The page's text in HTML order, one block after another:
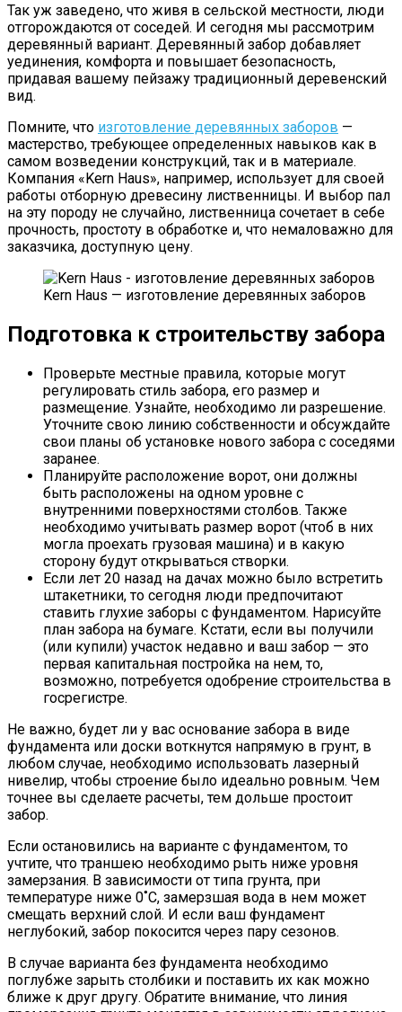
Так уж заведено, что живя в сельской местности, люди
отгорождаются от соседей. И сегодня мы рассмотрим
деревянный вариант. Деревянный забор добавляет
уединения, комфорта и повышает безопасность,
придавая вашему пейзажу традиционный деревенский
вид.
Помните, что изготовление деревянных заборов —
мастерство, требующее определенных навыков как в
самом возведении конструкций, так и в материале.
Компания «Kern Haus», например, использует для своей
работы отборную древесину лиственницы. И выбор пал
на эту породу не случайно, лиственница сочетает в себе
прочность, простоту в обработке и, что немаловажно для
заказчика, доступную цену.
Kern Haus — изготовление деревянных заборов
Подготовка к строительству забора
Проверьте местные правила, которые могут
регулировать стиль забора, его размер и
размещение. Узнайте, необходимо ли разрешение.
Уточните свою линию собственности и обсуждайте
свои планы об установке нового забора с соседями
заранее.
Планируйте расположение ворот, они должны
быть расположены на одном уровне с
внутренними поверхностями столбов. Также
необходимо учитывать размер ворот (чтоб в них
могла проехать грузовая машина) и в какую
сторону будут открываться створки.
Если лет 20 назад на дачах можно было встретить
штакетники, то сегодня люди предпочитают
ставить глухие заборы с фундаментом. Нарисуйте
план забора на бумаге. Кстати, если вы получили
(или купили) участок недавно и ваш забор — это
первая капитальная постройка на нем, то,
возможно, потребуется одобрение строительства в
госрегистре.
Не важно, будет ли у вас основание забора в виде
фундамента или доски воткнутся напрямую в грунт, в
любом случае, необходимо использовать лазерный
нивелир, чтобы строение было идеально ровным. Чем
точнее вы сделаете расчеты, тем дольше простоит
забор.
Если остановились на варианте с фундаментом, то
учтите, что траншею необходимо рыть ниже уровня
замерзания. В зависимости от типа грунта, при
температуре ниже 0˚С, замерзшая вода в нем может
смещать верхний слой. И если ваш фундамент
неглубокий, забор покосится через пару сезонов.
В случае варианта без фундамента необходимо
поглубже зарыть столбики и поставить их как можно
ближе к друг другу. Обратите внимание, что линия